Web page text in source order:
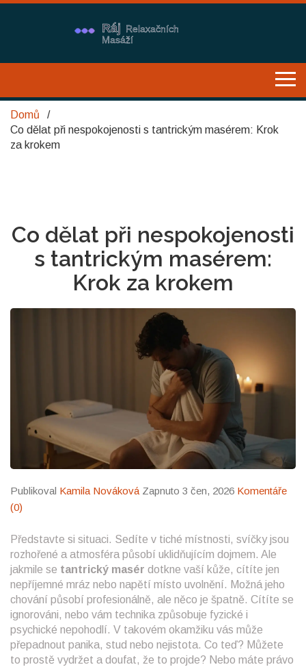
Domů
Co dělat při nespokojenosti s tantrickým masérem: Krok
za krokem
Co dělat při nespokojenosti
s tantrickým masérem:
Krok za krokem
Publikoval Kamila Nováková Zapnuto 3 čen, 2026 Komentáře
(0)
Představte si situaci. Sedíte v tiché místnosti, svíčky jsou
rozhořené a atmosféra působí uklidňujícím dojmem. Ale
jakmile se tantrický masér dotkne vaší kůže, cítíte jen
nepříjemné mráz nebo napětí místo uvolnění. Možná jeho
chování působí profesionálně, ale něco je špatně. Cítíte se
ignorováni, nebo vám technika způsobuje fyzické i
psychické nepohodlí. V takovém okamžiku vás může
přepadnout panika, stud nebo nejistota. Co teď? Můžete
to prostě vydržet a doufat, že to projde? Nebo máte právo